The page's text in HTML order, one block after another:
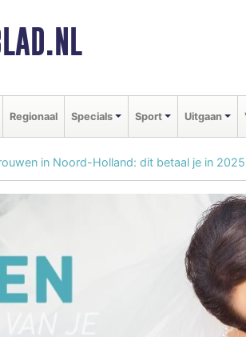
Regionaal Specials Sport Uitgaan
in Noord-Holland: dit betaal je in